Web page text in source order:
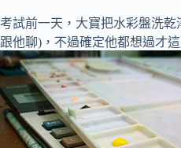
考試前一天，大寶把水彩盤洗
跟他聊)，不過確定他都想過才